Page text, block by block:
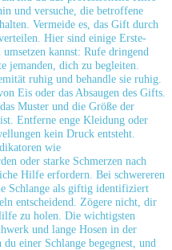
und versuche, die betroffene
Vermeide ‌es, das Gift durch
Hier ​sind einige Erste-
kannst: Rufe dringend
jemanden, dich⁤ zu‍ begleiten.
ruhig und behandle ‍sie ruhig.
Eis oder ⁢das Absaugen des Gifts.
Muster und ⁣die Größe der
Entferne⁣ enge Kleidung oder
kein Druck entsteht.
wie‍
oder starke Schmerzen nach
Hilfe erfordern. ⁢Bei schwereren
Schlange als⁣ giftig⁣ identifiziert
entscheidend. Zögere nicht, dir
zu holen. Die ‌wichtigsten
und lange Hosen in der
einer ‌Schlange ⁣begegnest,⁣ und‍